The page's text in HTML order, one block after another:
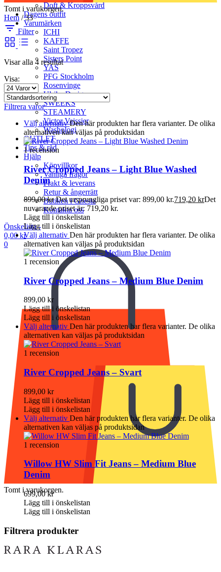
Doft & Kroppsvård
Dagens outfit
Varumärken
ICHI
KAFFE
Saint Tropez
Sisters Point
YAS
PFG Stockholm
Rosenvinge
Ulrika Design
SWEEKS
STEAMERY
Victor Vaissier
Washologi
OUTLET
Tips & råd
Hjälp
Köpvillkor
Vanliga frågor
Frakt & leverans
Retur & ångerrätt
Butiken i Gnesta
Kontakta oss
Önskelista -
0,00kr
0
Tomt i varukorgen.
Tomt i varukorgen.
Hem /33
Filter
Visar alla 4 resultat
Visa:
Filtrera varor
Välj alternativDen här produkten har flera varianter. De olika
alternativen kan väljas på produktsidan
1 recension
River Cropped Jeans – Light Blue Washed
Denim
899,00kr Det ursprungliga priset var: 899,00 kr.719,20 krDet
nuvarande priset är: 719,20 kr.
Lägg till i önskelistan
Lägg till i önskelistan
Välj alternativ Den här produkten har flera varianter. De olika
alternativen kan väljas på produktsidan
1 recension
River Cropped Jeans – Medium Blue Denim
899,00 kr
Lägg till i önskelistan
Lägg till i önskelistan
Välj alternativ Den här produkten har flera varianter. De olika
alternativen kan väljas på produktsidan
1 recension
River Cropped Jeans – Svart
899,00 kr
Lägg till i önskelistan
Lägg till i önskelistan
Välj alternativ Den här produkten har flera varianter. De olika
alternativen kan väljas på produktsidan
1 recension
Willow HW Slim Fit Jeans – Medium Blue
Denim
699,00kr
Lägg till i önskelistan
Lägg till i önskelistan
Filtrera produkter